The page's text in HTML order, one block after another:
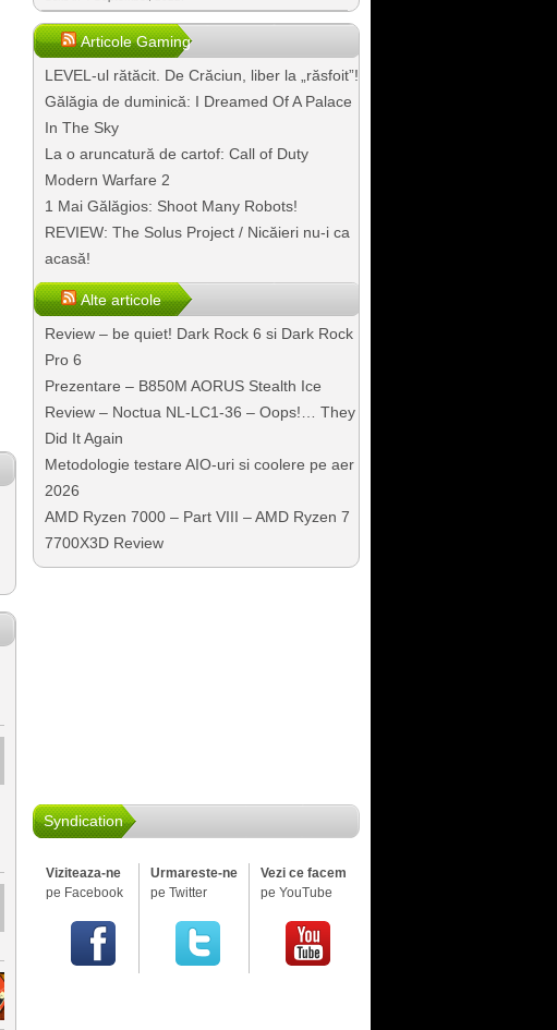
Articole Gaming
LEVEL-ul rătăcit. De Crăciun, liber la „răsfoit”!
Gălăgia de duminică: I Dreamed Of A Palace
In The Sky
La o aruncatură de cartof: Call of Duty
Modern Warfare 2
1 Mai Gălăgios: Shoot Many Robots!
REVIEW: The Solus Project / Nicăieri nu-i ca
acasă!
Alte articole
Review – be quiet! Dark Rock 6 si Dark Rock
Pro 6
Prezentare – B850M AORUS Stealth Ice
Review – Noctua NL-LC1-36 – Oops!… They
Did It Again
Metodologie testare AIO-uri si coolere pe aer
2026
AMD Ryzen 7000 – Part VIII – AMD Ryzen 7
7700X3D Review
Syndication
Viziteaza-ne
pe Facebook
Urmareste-ne
pe Twitter
Vezi ce facem
pe YouTube